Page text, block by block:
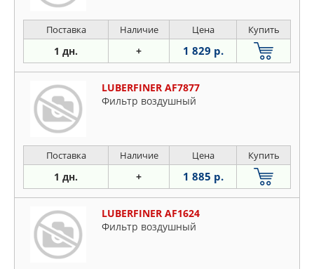
Поставка Наличие Цена Купить
1 дн. + 1 829 р.
LUBERFINER AF7877
Фильтр воздушный
Поставка Наличие Цена Купить
1 дн. + 1 885 р.
LUBERFINER AF1624
Фильтр воздушный